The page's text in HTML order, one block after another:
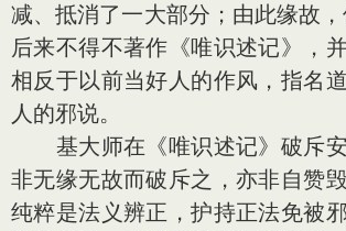
减、抵消了一大部分；由此缘故
后来不得不著作《唯识述记》，
相反于以前当好人的作风，指名
人的邪说。
基大师在《唯识述记》破斥安
非无缘无故而破斥之，亦非自赞
纯粹是法义辨正，护持正法免被